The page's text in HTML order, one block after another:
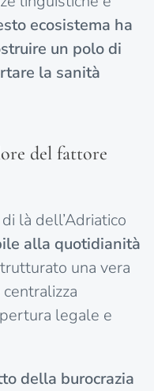
ecosistema ha
un polo di
la sanità
del fattore
là dell’Adriatico
alla quotidianità
una vera
legale e
della burocrazia